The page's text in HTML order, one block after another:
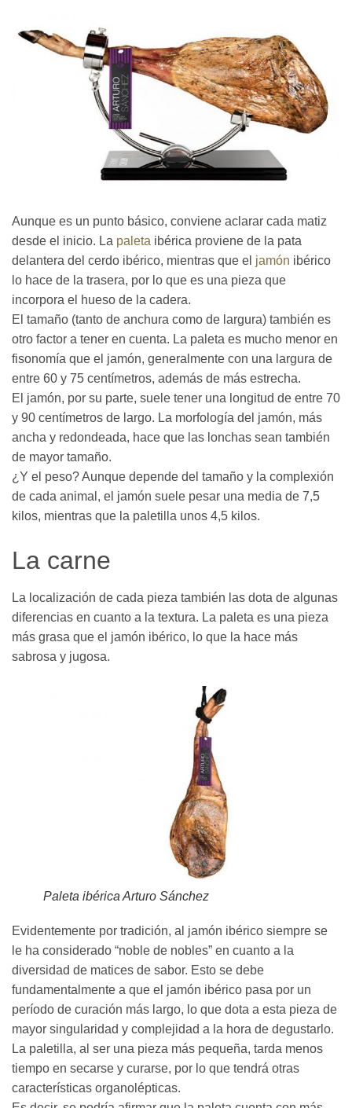
Aunque es un punto básico, conviene aclarar cada matiz
desde el inicio. La paleta ibérica proviene de la pata
delantera del cerdo ibérico, mientras que el jamón ibérico
lo hace de la trasera, por lo que es una pieza que
incorpora el hueso de la cadera.
El tamaño (tanto de anchura como de largura) también es
otro factor a tener en cuenta. La paleta es mucho menor en
fisonomía que el jamón, generalmente con una largura de
entre 60 y 75 centímetros, además de más estrecha.
El jamón, por su parte, suele tener una longitud de entre 70
y 90 centímetros de largo. La morfología del jamón, más
ancha y redondeada, hace que las lonchas sean también
de mayor tamaño.
¿Y el peso? Aunque depende del tamaño y la complexión
de cada animal, el jamón suele pesar una media de 7,5
kilos, mientras que la paletilla unos 4,5 kilos.
La carne
La localización de cada pieza también las dota de algunas
diferencias en cuanto a la textura. La paleta es una pieza
más grasa que el jamón ibérico, lo que la hace más
sabrosa y jugosa.
Paleta ibérica Arturo Sánchez
Evidentemente por tradición, al jamón ibérico siempre se
le ha considerado “noble de nobles” en cuanto a la
diversidad de matices de sabor. Esto se debe
fundamentalmente a que el jamón ibérico pasa por un
período de curación más largo, lo que dota a esta pieza de
mayor singularidad y complejidad a la hora de degustarlo.
La paletilla, al ser una pieza más pequeña, tarda menos
tiempo en secarse y curarse, por lo que tendrá otras
características organolépticas.